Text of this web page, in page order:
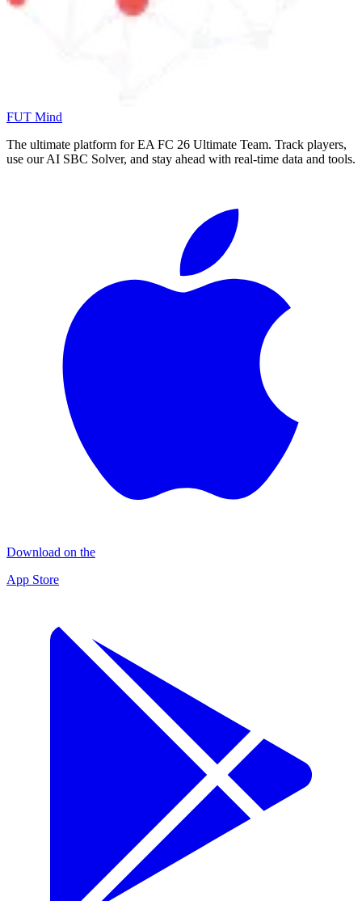
FUT Mind
The ultimate platform for EA FC 26 Ultimate Team. Track players,
use our AI SBC Solver, and stay ahead with real-time data and tools.
Download on the
App Store